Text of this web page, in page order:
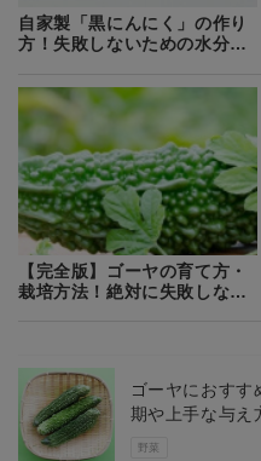
自家製「黒にんにく」の作り
方！失敗しないための水分調
【完全版】ゴーヤの育て方・
栽培方法！絶対に失敗しない
野菜
ゴーヤにおす
期や上手な与え